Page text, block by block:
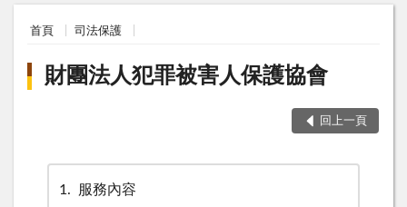
首頁 司法保護
財團法人犯罪被害人保護協會
回上一頁
1 服務內容